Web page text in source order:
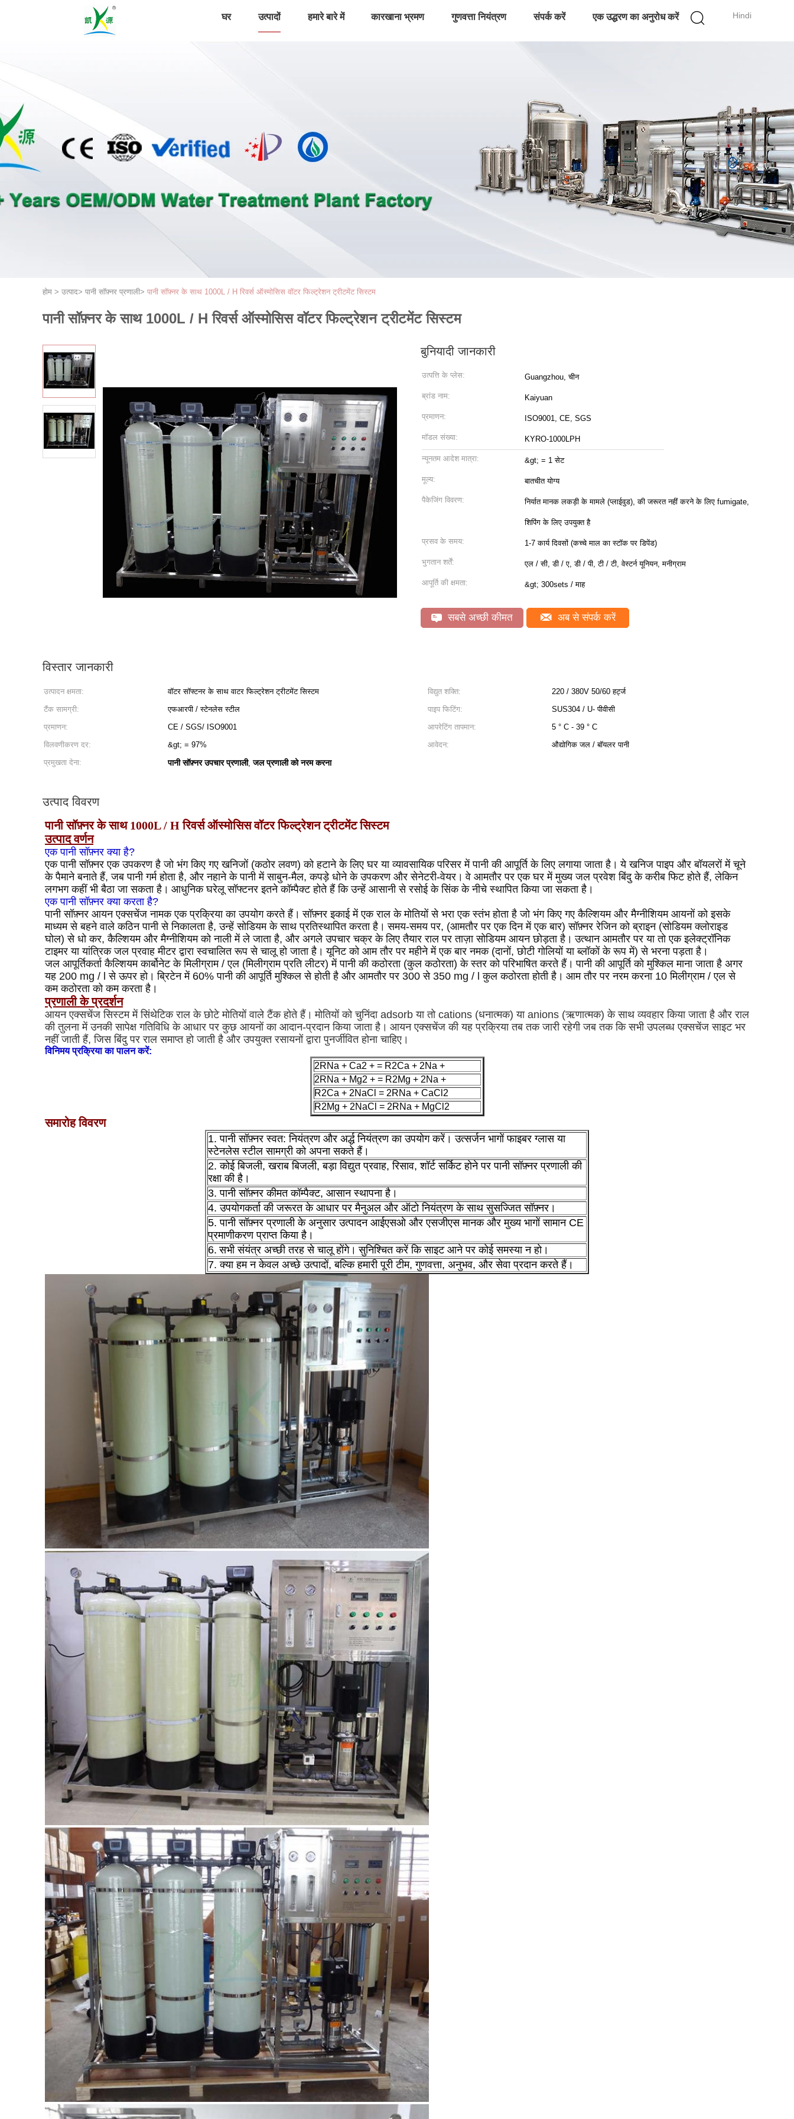
Hindi
घर उत्पादों हमारे बारे में कारखाना भ्रमण गुणवत्ता नियंत्रण संपर्क करें एक उद्धरण का अनुरोध करें
होम > उत्पाद> पानी सॉफ़्नर प्रणाली> पानी सॉफ़्नर के साथ 1000L / H रिवर्स ऑस्मोसिस वॉटर फिल्ट्रेशन ट्रीटमेंट सिस्टम
पानी सॉफ़्नर के साथ 1000L / H रिवर्स ऑस्मोसिस वॉटर फिल्ट्रेशन ट्रीटमेंट सिस्टम
बुनियादी जानकारी
उत्पत्ति के प्लेस: Guangzhou, चीन
ब्रांड नाम: Kaiyuan
प्रमाणन: ISO9001, CE, SGS
मॉडल संख्या: KYRO-1000LPH
न्यूनतम आदेश मात्रा: &gt; = 1 सेट
मूल्य: बातचीत योग्य
पैकेजिंग विवरण: निर्यात मानक लकड़ी के मामले (प्लाईवुड), की जरूरत नहीं करने के लिए fumigate,
शिपिंग के लिए उपयुक्त है
प्रसव के समय: 1-7 कार्य दिवसों (कच्चे माल का स्टॉक पर डिपेंड)
भुगतान शर्तें: एल / सी, डी / ए, डी / पी, टी / टी, वेस्टर्न यूनियन, मनीग्राम
आपूर्ति की क्षमता: &gt; 300sets / माह
सबसे अच्छी कीमत अब से संपर्क करें
विस्तार जानकारी
उत्पादन क्षमता: वॉटर सॉफ्टनर के साथ वाटर फिल्ट्रेशन ट्रीटमेंट सिस्टम विद्युत शक्ति:
220 / 380V 50/60 हर्ट्ज
टैंक सामग्री:
एफआरपी / स्टेनलेस स्टील पाइप फिटिंग:
SUS304 / U- पीवीसी
प्रमाणन:
CE / SGS/ ISO9001 आपरेटिंग तापमान:
5 ° C - 39 ° C
विलवणीकरण दर:
&gt; = 97% आवेदन:
औद्योगिक जल / बॉयलर पानी
प्रमुखता देना:
पानी सॉफ़्नर उपचार प्रणाली,जल प्रणाली को नरम करना
उत्पाद विवरण
पानी सॉफ़्नर के साथ 1000L / H रिवर्स ऑस्मोसिस वॉटर फिल्ट्रेशन ट्रीटमेंट सिस्टम
उत्पाद वर्णन
एक पानी सॉफ़्नर क्या है?
एक पानी सॉफ़्नर एक उपकरण है जो भंग किए गए खनिजों (कठोर लवण) को हटाने के लिए घर या व्यावसायिक परिसर में पानी की आपूर्ति के लिए लगाया जाता है। ये खनिज पाइप और बॉयलरों में चूने
के पैमाने बनाते हैं, जब पानी गर्म होता है, और नहाने के पानी में साबुन-मैल, कपड़े धोने के उपकरण और सेनेटरी-वेयर। वे आमतौर पर एक घर में मुख्य जल प्रवेश बिंदु के करीब फिट होते हैं, लेकिन
लगभग कहीं भी बैठा जा सकता है। आधुनिक घरेलू सॉफ्टनर इतने कॉम्पैक्ट होते हैं कि उन्हें आसानी से रसोई के सिंक के नीचे स्थापित किया जा सकता है।
एक पानी सॉफ़्नर क्या करता है?
पानी सॉफ़्नर आयन एक्सचेंज नामक एक प्रक्रिया का उपयोग करते हैं। सॉफ़्नर इकाई में एक राल के मोतियों से भरा एक स्तंभ होता है जो भंग किए गए कैल्शियम और मैग्नीशियम आयनों को इसके
माध्यम से बहने वाले कठिन पानी से निकालता है, उन्हें सोडियम के साथ प्रतिस्थापित करता है। समय-समय पर, (आमतौर पर एक दिन में एक बार) सॉफ़्नर रेजिन को ब्राइन (सोडियम क्लोराइड
घोल) से धो कर, कैल्शियम और मैग्नीशियम को नाली में ले जाता है, और अगले उपचार चक्र के लिए तैयार राल पर ताज़ा सोडियम आयन छोड़ता है। उत्थान आमतौर पर या तो एक इलेक्ट्रॉनिक
टाइमर या यांत्रिक जल प्रवाह मीटर द्वारा स्वचालित रूप से चालू हो जाता है। यूनिट को आम तौर पर महीने में एक बार नमक (दानों, छोटी गोलियों या ब्लॉकों के रूप में) से भरना पड़ता है।
जल आपूर्तिकर्ता कैल्शियम कार्बोनेट के मिलीग्राम / एल (मिलीग्राम प्रति लीटर) में पानी की कठोरता (कुल कठोरता) के स्तर को परिभाषित करते हैं। पानी की आपूर्ति को मुश्किल माना जाता है अगर
यह 200 mg / l से ऊपर हो। ब्रिटेन में 60% पानी की आपूर्ति मुश्किल से होती है और आमतौर पर 300 से 350 mg / l कुल कठोरता होती है। आम तौर पर नरम करना 10 मिलीग्राम / एल से
कम कठोरता को कम करता है।
प्रणाली के प्रदर्शन
आयन एक्सचेंज सिस्टम में सिंथेटिक राल के छोटे मोतियों वाले टैंक होते हैं। मोतियों को चुनिंदा adsorb या तो cations (धनात्मक) या anions (ऋणात्मक) के साथ व्यवहार किया जाता है और राल
की तुलना में उनकी सापेक्ष गतिविधि के आधार पर कुछ आयनों का आदान-प्रदान किया जाता है। आयन एक्सचेंज की यह प्रक्रिया तब तक जारी रहेगी जब तक कि सभी उपलब्ध एक्सचेंज साइट भर
नहीं जाती हैं, जिस बिंदु पर राल समाप्त हो जाती है और उपयुक्त रसायनों द्वारा पुनर्जीवित होना चाहिए।
विनिमय प्रक्रिया का पालन करें:
2RNa + Ca2 + = R2Ca + 2Na +
2RNa + Mg2 + = R2Mg + 2Na +
R2Ca + 2NaCl = 2RNa + CaCl2
R2Mg + 2NaCl = 2RNa + MgCl2
समारोह विवरण
1. पानी सॉफ़्नर स्वत: नियंत्रण और अर्द्ध नियंत्रण का उपयोग करें। उत्सर्जन भागों फाइबर ग्लास या
स्टेनलेस स्टील सामग्री को अपना सकते हैं।
2. कोई बिजली, खराब बिजली, बड़ा विद्युत प्रवाह, रिसाव, शॉर्ट सर्किट होने पर पानी सॉफ़्नर प्रणाली की
रक्षा की है।
3. पानी सॉफ़्नर कीमत कॉम्पैक्ट, आसान स्थापना है।
4. उपयोगकर्ता की जरूरत के आधार पर मैनुअल और ऑटो नियंत्रण के साथ सुसज्जित सॉफ़्नर।
5. पानी सॉफ़्नर प्रणाली के अनुसार उत्पादन आईएसओ और एसजीएस मानक और मुख्य भागों सामान CE
प्रमाणीकरण प्राप्त किया है।
6. सभी संयंत्र अच्छी तरह से चालू होंगे। सुनिश्चित करें कि साइट आने पर कोई समस्या न हो।
7. क्या हम न केवल अच्छे उत्पादों, बल्कि हमारी पूरी टीम, गुणवत्ता, अनुभव, और सेवा प्रदान करते हैं।